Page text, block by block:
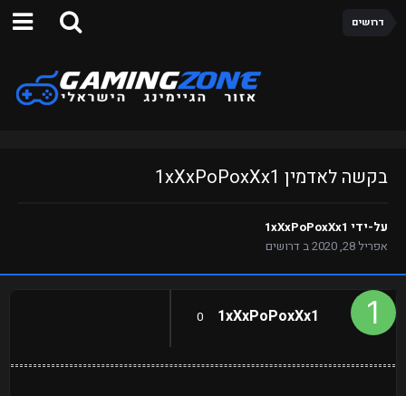
דרושים
בקשה לאדמין 1xXxPoPoxXx1
על-ידי 1xXxPoPoxXx1
אפריל 28, 2020
בדרושים
1xXxPoPoxXx1
0